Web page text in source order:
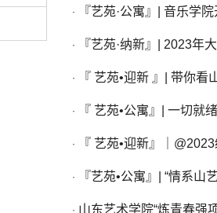
· 『艺苑·公寓』| 音乐学
· 『艺苑·纳新』| 2023年
· 『 艺苑•迎新 』| 带你
· 『 艺苑•公寓』| 一切就
· 『 艺苑•迎新』｜
· 『艺苑•公寓』| “情系山
· 山东艺术学院“炼青春强